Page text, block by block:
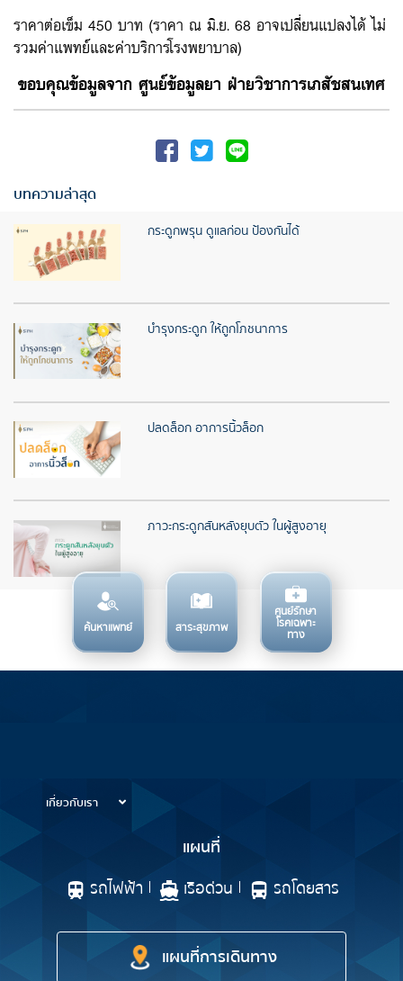
ราคาต่อเข็ม 450 บาท (ราคา ณ มิ.ย. 68 อาจเปลี่ยนแปลงได้ ไม่
รวมค่าแพทย์และค่าบริการโรงพยาบาล)
ขอบคุณข้อมูลจาก ศูนย์ข้อมูลยา ฝ่ายวิชาการเภสัชสนเทศ
บทความล่าสุด
กระดูกพรุน ดูแลก่อน ป้องกันได้
บำรุงกระดูก ให้ถูกโภชนาการ
ปลดล็อก อาการนิ้วล็อก
ภาวะกระดูกสันหลังยุบตัว ในผู้สูงอายุ
ค้นหาแพทย์ สาระสุขภาพ
ศูนย์รักษา
โรคเฉพาะ
ทาง
เกี่ยวกับเรา
แผนที่
รถไฟฟ้า
เรือด่วน รถโดยสาร
แผนที่การเดินทาง